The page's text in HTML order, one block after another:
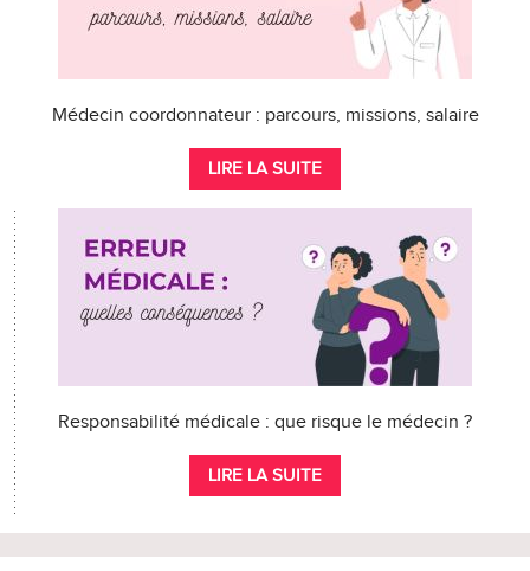
Médecin coordonnateur : parcours, missions, salaire
LIRE LA SUITE
Responsabilité médicale : que risque le médecin ?
LIRE LA SUITE